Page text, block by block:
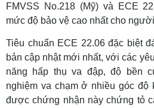
FMVSS No.218 (Mỹ) và ECE
mức độ bảo vệ cao nhất cho
Tiêu chuẩn ECE 22.06 đặc biệt
bản cập nhật mới nhất, với các
năng hấp thụ va đập, độ bền
nghiệm va chạm ở nhiều góc độ
được chứng nhận này chứng tỏ